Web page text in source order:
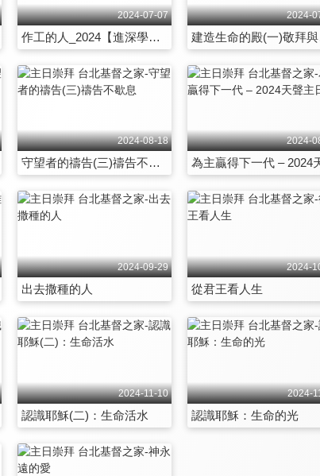
2024-07-07
作工的人_2024【進深學房主日】
2024-
建
2024-08-18
守望者的禱告(三)禱告不歇息
2024-
2024-09-29
出去撒種的人
2024-
從君王看人生
2024-11-10
認識耶穌(二)：生命活水
2024-
認識耶穌：生命的光